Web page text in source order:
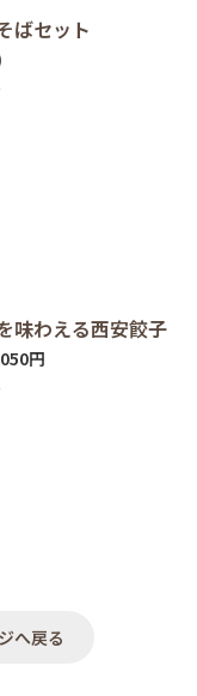
ばセット
味わえる西安餃子
円
へ戻る